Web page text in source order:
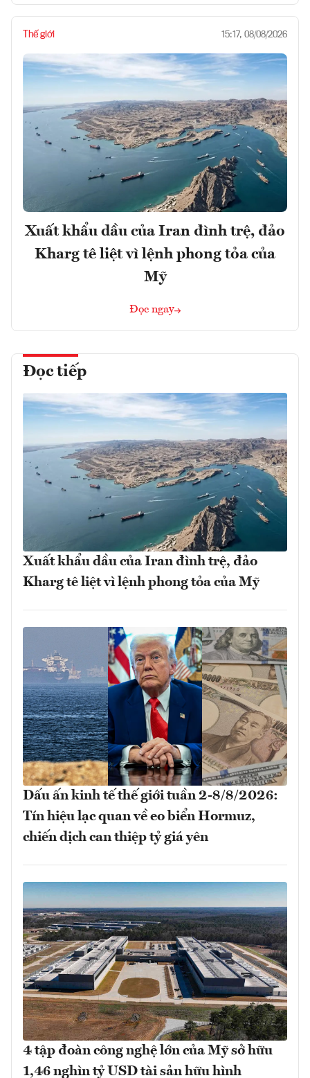
Thế giới 15:17, 08/08/2026
Xuất khẩu dầu của Iran đình trệ, đảo
Kharg tê liệt vì lệnh phong tỏa của
Mỹ
Đọc ngay
Đọc tiếp
Xuất khẩu dầu của Iran đình trệ, đảo
Kharg tê liệt vì lệnh phong tỏa của Mỹ
Dấu ấn kinh tế thế giới tuần 2-8/8/2026:
Tín hiệu lạc quan về eo biển Hormuz,
chiến dịch can thiệp tỷ giá yên
4 tập đoàn công nghệ lớn của Mỹ sở hữu
1,46 nghìn tỷ USD tài sản hữu hình